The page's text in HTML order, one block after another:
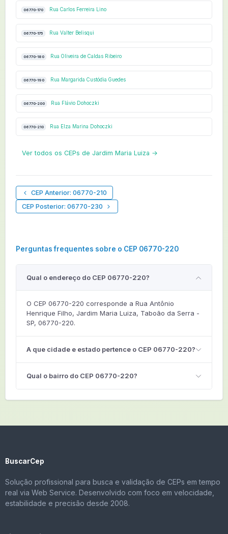
06770-170 Rua Carlos Ferreira Lino
06770-175 Rua Valter Belisqui
06770-180 Rua Oliveira de Caldas Ribeiro
06770-190 Rua Margarida Custódia Guedes
06770-200 Rua Flávio Dohoczki
06770-210 Rua Elza Marina Dohoczki
Ver todos os CEPs de Jardim Maria Luiza →
CEP Anterior: 06770-210
CEP Posterior: 06770-230
Perguntas frequentes sobre o CEP 06770-220
Qual o endereço do CEP 06770-220?
O CEP 06770-220 corresponde a Rua Antônio
Henrique Filho, Jardim Maria Luiza, Taboão da Serra -
SP, 06770-220.
A que cidade e estado pertence o CEP 06770-220?
Qual o bairro do CEP 06770-220?
BuscarCep
Solução profissional para busca e validação de CEPs em tempo
real via Web Service. Desenvolvido com foco em velocidade,
estabilidade e precisão desde 2008.